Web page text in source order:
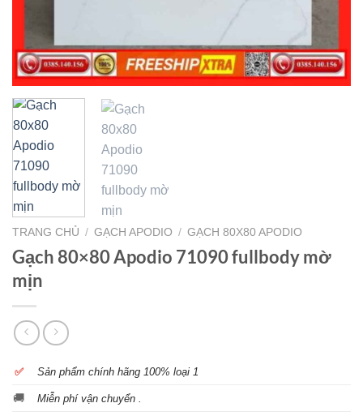
TRANG CHỦ / GẠCH APODIO / GẠCH 80X80 APODIO
Gạch 80×80 Apodio 71090 fullbody mờ
mịn
✅ Sản phẩm chính hãng 100% loại 1
🚚 Miễn phí vận chuyển .